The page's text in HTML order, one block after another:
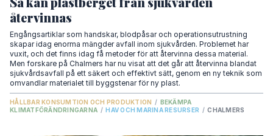
återvinnas
Engångsartiklar som handskar, blodpåsar och operationsutrustning
skapar idag enorma mängder avfall inom sjukvården. Problemet har
vuxit, och det finns idag få metoder för att återvinna dessa material.
Men forskare på Chalmers har nu visat att det går att återvinna blandat
sjukvårdsavfall på ett säkert och effektivt sätt, genom en ny teknik som
omvandlar materialet till byggstenar för ny plast.
HÅLLBAR KONSUMTION OCH PRODUKTION / BEKÄMPA
KLIMATFÖRÄNDRINGARNA / HAV OCH MARINA RESURSER / CHALMERS